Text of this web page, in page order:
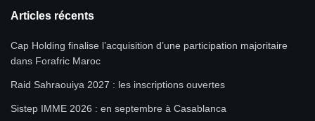
Articles récents
Cap Holding finalise l’acquisition d’une participation majoritaire
dans Forafric Maroc
Raid Sahraouiya 2027 : les inscriptions ouvertes
Sistep IMME 2026 : en septembre à Casablanca